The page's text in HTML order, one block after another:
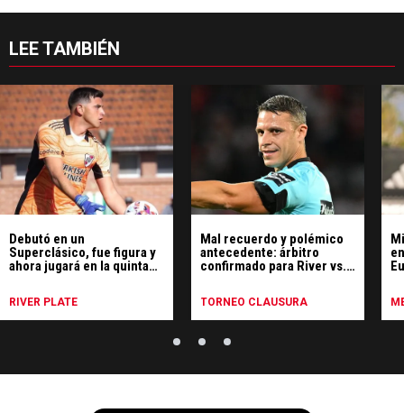
LEE TAMBIÉN
Debutó en un
Superclásico, fue figura y
ahora jugará en la quinta
RIVER PLATE
Mal recuerdo y polémico
antecedente: árbitro
confirmado para River vs.
TORNEO CLAUSURA